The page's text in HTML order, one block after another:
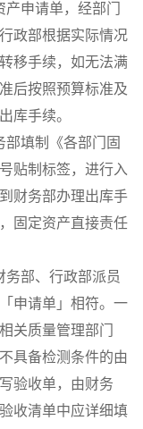
申请单，经部门
政部根据实际情况
移手续，如无法满
后按照预算标准及
库手续。
填制《各部门固
贴制标签，进行入
财务部办理出库手
固定资产直接责任
务部、行政部派员
申请单」相符。一
关质量管理部门
具备检测条件的由
验收单，由财务
收清单中应详细填